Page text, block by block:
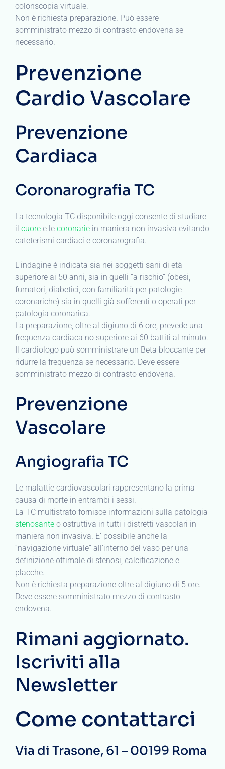
colonscopia virtuale.
Non è richiesta preparazione. Può essere
somministrato mezzo di contrasto endovena se
necessario.
Prevenzione
Cardio Vascolare
Prevenzione
Cardiaca
Coronarografia TC
La tecnologia TC disponibile oggi consente di studiare
il cuore e le coronarie in maniera non invasiva evitando
cateterismi cardiaci e coronarografia.
L’indagine è indicata sia nei soggetti sani di età
superiore ai 50 anni, sia in quelli “a rischio” (obesi,
fumatori, diabetici, con familiarità per patologie
coronariche) sia in quelli già sofferenti o operati per
patologia coronarica.
La preparazione, oltre al digiuno di 6 ore, prevede una
frequenza cardiaca no superiore ai 60 battiti al minuto.
Il cardiologo può somministrare un Beta bloccante per
ridurre la frequenza se necessario. Deve essere
somministrato mezzo di contrasto endovena.
Prevenzione
Vascolare
Angiografia TC
Le malattie cardiovascolari rappresentano la prima
causa di morte in entrambi i sessi.
La TC multistrato fornisce informazioni sulla patologia
stenosante o ostruttiva in tutti i distretti vascolari in
maniera non invasiva. E’ possibile anche la
“navigazione virtuale” all’interno del vaso per una
definizione ottimale di stenosi, calcificazione e
placche.
Non è richiesta preparazione oltre al digiuno di 5 ore.
Deve essere somministrato mezzo di contrasto
endovena.
Rimani aggiornato.
Iscriviti alla
Newsletter
Come contattarci
Via di Trasone, 61 – 00199 Roma